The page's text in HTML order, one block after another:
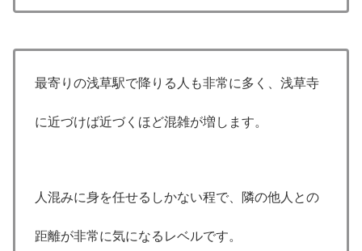
最寄りの浅草駅で降りる人も非常に多く、浅草寺
に近づけば近づくほど混雑が増します。
人混みに身を任せるしかない程で、隣の他人との
距離が非常に気になるレベルです。